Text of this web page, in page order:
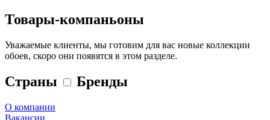
Товары-компаньоны
Уважаемые клиенты, мы готовим для вас новые коллекции
обоев, скоро они появятся в этом разделе.
Страны Бренды
О компании
Вакансии